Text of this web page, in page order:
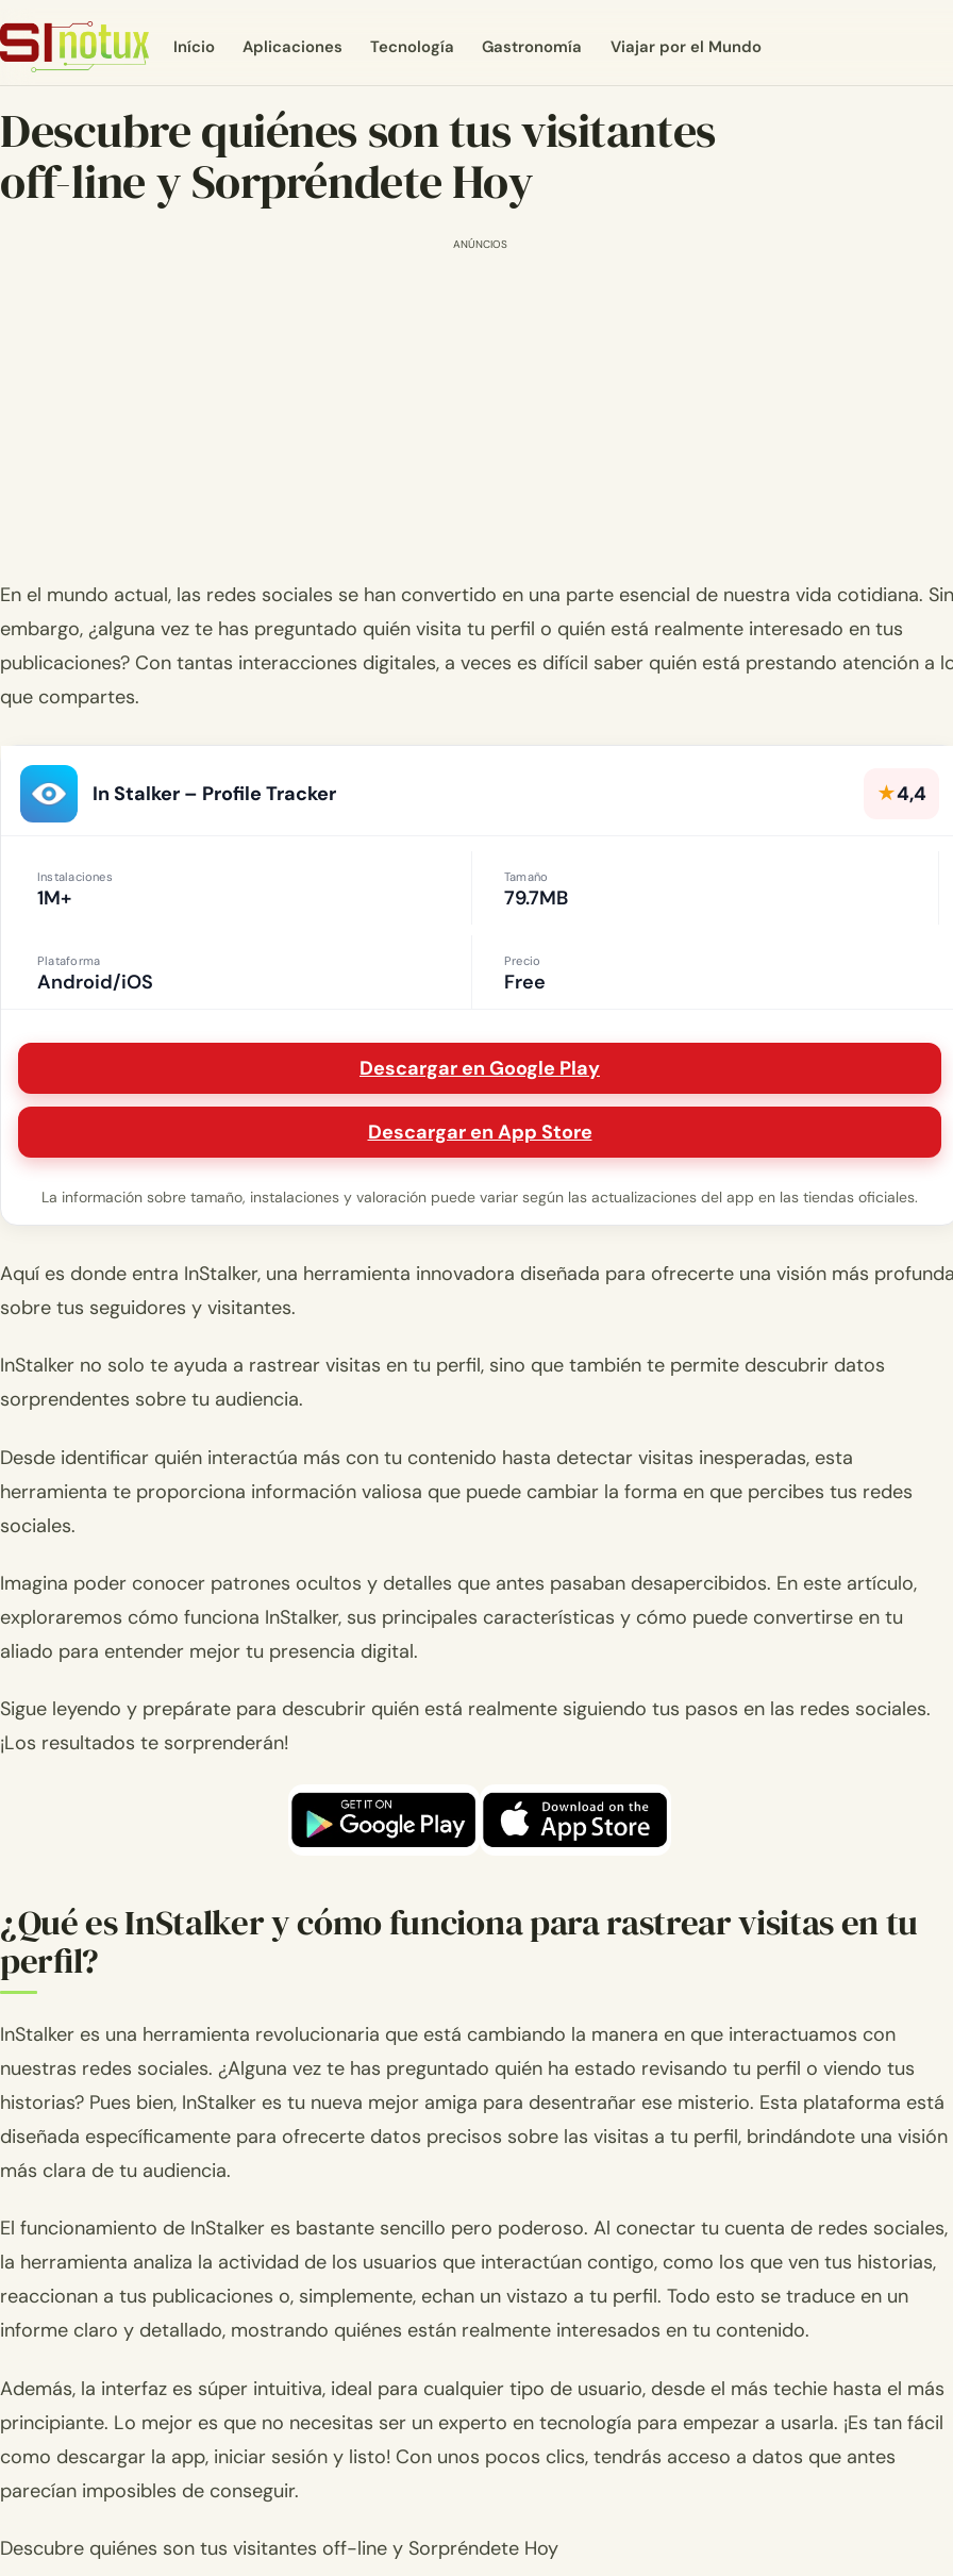
Início Aplicaciones Tecnología Gastronomía Viajar por el Mundo
Descubre quiénes son tus visitantes
off-line y Sorpréndete Hoy
ANÚNCIOS
En el mundo actual, las redes sociales se han convertido en una parte esencial de nuestra vida cotidiana. Sin
embargo, ¿alguna vez te has preguntado quién visita tu perfil o quién está realmente interesado en tus
publicaciones? Con tantas interacciones digitales, a veces es difícil saber quién está prestando atención a
que compartes.
In Stalker – Profile Tracker ★4,4
Instalaciones
1M+
Tamaño
79.7MB
Plataforma
Android/iOS
Precio
Free
Descargar en Google Play
Descargar en App Store
La información sobre tamaño, instalaciones y valoración puede variar según las actualizaciones del app en las tiendas oficiales.
Aquí es donde entra InStalker, una herramienta innovadora diseñada para ofrecerte una visión más
sobre tus seguidores y visitantes.
InStalker no solo te ayuda a rastrear visitas en tu perfil, sino que también te permite descubrir datos
sorprendentes sobre tu audiencia.
Desde identificar quién interactúa más con tu contenido hasta detectar visitas inesperadas, esta
herramienta te proporciona información valiosa que puede cambiar la forma en que percibes tus redes
sociales.
Imagina poder conocer patrones ocultos y detalles que antes pasaban desapercibidos. En este artículo,
exploraremos cómo funciona InStalker, sus principales características y cómo puede convertirse en tu
aliado para entender mejor tu presencia digital.
Sigue leyendo y prepárate para descubrir quién está realmente siguiendo tus pasos en las redes sociales.
¡Los resultados te sorprenderán!
¿Qué es InStalker y cómo funciona para rastrear visitas en tu
perfil?
InStalker es una herramienta revolucionaria que está cambiando la manera en que interactuamos con
nuestras redes sociales. ¿Alguna vez te has preguntado quién ha estado revisando tu perfil o viendo tus
historias? Pues bien, InStalker es tu nueva mejor amiga para desentrañar ese misterio. Esta plataforma está
diseñada específicamente para ofrecerte datos precisos sobre las visitas a tu perfil, brindándote una visión
más clara de tu audiencia.
El funcionamiento de InStalker es bastante sencillo pero poderoso. Al conectar tu cuenta de redes sociales,
la herramienta analiza la actividad de los usuarios que interactúan contigo, como los que ven tus historias,
reaccionan a tus publicaciones o, simplemente, echan un vistazo a tu perfil. Todo esto se traduce en un
informe claro y detallado, mostrando quiénes están realmente interesados en tu contenido.
Además, la interfaz es súper intuitiva, ideal para cualquier tipo de usuario, desde el más techie hasta el más
principiante. Lo mejor es que no necesitas ser un experto en tecnología para empezar a usarla. ¡Es tan fácil
como descargar la app, iniciar sesión y listo! Con unos pocos clics, tendrás acceso a datos que antes
parecían imposibles de conseguir.
Descubre quiénes son tus visitantes off-line y Sorpréndete Hoy